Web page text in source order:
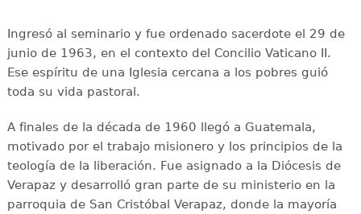
Ingresó al seminario y fue ordenado sacerdote el 29 de
junio de 1963, en el contexto del Concilio Vaticano II.
Ese espíritu de una Iglesia cercana a los pobres guió
toda su vida pastoral.
A finales de la década de 1960 llegó a Guatemala,
motivado por el trabajo misionero y los principios de la
teología de la liberación. Fue asignado a la Diócesis de
Verapaz y desarrolló gran parte de su ministerio en la
parroquia de San Cristóbal Verapaz, donde la mayoría